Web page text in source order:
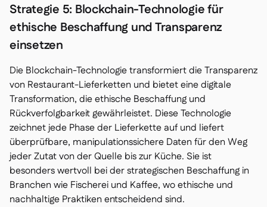
Strategie 5: Blockchain-Technologie für
ethische Beschaffung und Transparenz
einsetzen
Die Blockchain-Technologie transformiert die Transparenz
von Restaurant-Lieferketten und bietet eine digitale
Transformation, die ethische Beschaffung und
Rückverfolgbarkeit gewährleistet. Diese Technologie
zeichnet jede Phase der Lieferkette auf und liefert
überprüfbare, manipulationssichere Daten für den Weg
jeder Zutat von der Quelle bis zur Küche. Sie ist
besonders wertvoll bei der strategischen Beschaffung in
Branchen wie Fischerei und Kaffee, wo ethische und
nachhaltige Praktiken entscheidend sind.